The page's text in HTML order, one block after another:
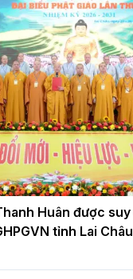
Huân được
tỉnh Lai